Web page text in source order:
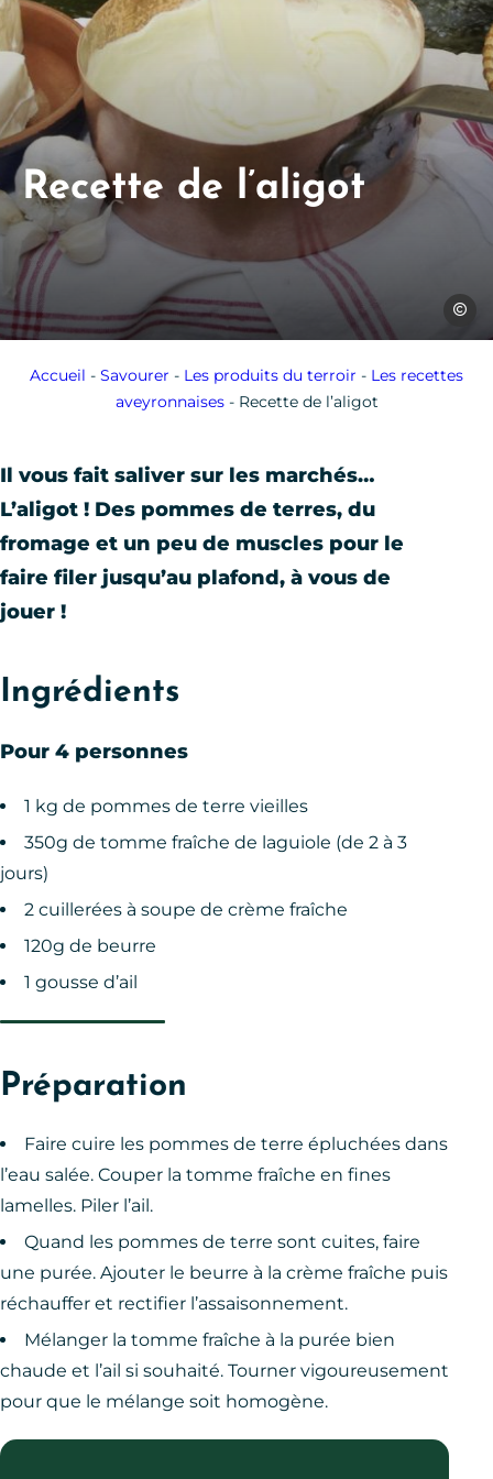
Recette de l’aligot
Accueil - Savourer - Les produits du terroir - Les recettes
aveyronnaises- Recette de l’aligot
Il vous fait saliver sur les marchés…
L’aligot ! Des pommes de terres, du
fromage et un peu de muscles pour le
faire filer jusqu’au plafond, à vous de
jouer !
Ingrédients
Pour 4 personnes
1 kg de pommes de terre vieilles
350g de tomme fraîche de laguiole (de 2 à 3
jours)
2 cuillerées à soupe de crème fraîche
120g de beurre
1 gousse d’ail
Préparation
Faire cuire les pommes de terre épluchées dans
l’eau salée. Couper la tomme fraîche en fines
lamelles. Piler l’ail.
Quand les pommes de terre sont cuites, faire
une purée. Ajouter le beurre à la crème fraîche puis
réchauffer et rectifier l’assaisonnement.
Mélanger la tomme fraîche à la purée bien
chaude et l’ail si souhaité. Tourner vigoureusement
pour que le mélange soit homogène.